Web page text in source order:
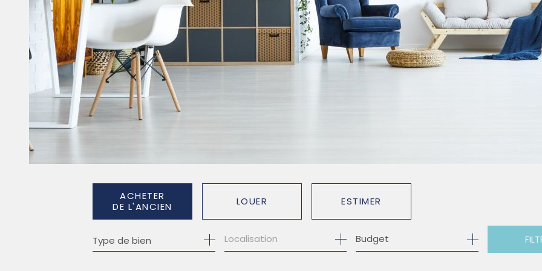
ACHETER
DE L'ANCIEN
DE L'ANCIEN
LOUER
À L'ANNÉE
ESTIMER
Type de bien Budget